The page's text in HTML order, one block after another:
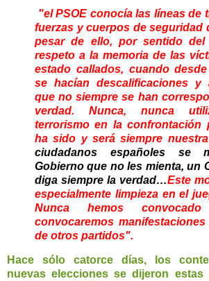
"el PSOE conocía las líneas de
fuerzas y cuerpos de seguridad
pesar de ello, por sentido del
respeto a la memoria de las
estado callados, cuando
se hacían descalificaciones y
que no siempre se han
verdad. Nunca, nunca
terrorismo en la confrontación
ha sido y será siempre
ciudadanos españoles se
Gobierno que no les mienta, un
diga siempre la verdad…Este
especialmente limpieza en el
Nunca hemos
convocaremos
de otros partidos".
Hace sólo catorce días, los
nuevas elecciones se dijeron